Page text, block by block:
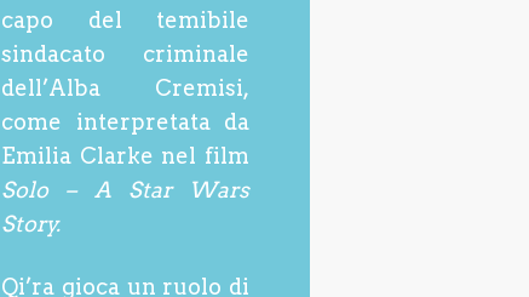
capo del temibile
sindacato criminale
dell’Alba Cremisi,
come interpretata da
Emilia Clarke nel film
Solo – A Star Wars
Story.
Qi’ra gioca un ruolo di